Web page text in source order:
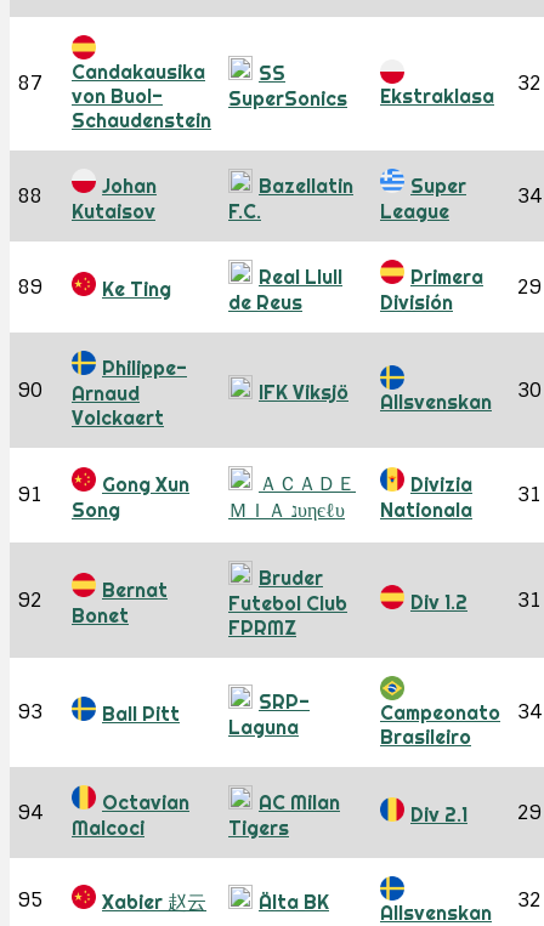
87
Candakausika
von Buol-
Schaudenstein
SS
SuperSonics
Ekstraklasa 32
88
Johan
Kutaisov
Bazellatin
F.C.
Super
League
34
89 Ke Ting
Real Llull
de Reus
Primera
División
29
90
Philippe-
Arnaud
Volckaert
IFK Viksjö Allsvenskan 30
91
Gong Xun
Song
ＡＣＡＤＥ
ＭＩＡ נυηєℓυ
Divizia
Nationala
31
92
Bernat
Bonet
Bruder
Futebol Club
FPRMZ
Div 1.2 31
93 Ball Pitt
SRP-
Laguna
Campeonato
Brasileiro
34
94
Octavian
Malcoci
AC Milan
Tigers
Div 2.1 29
95 Xabier 赵云 Älta BK Allsvenskan 32